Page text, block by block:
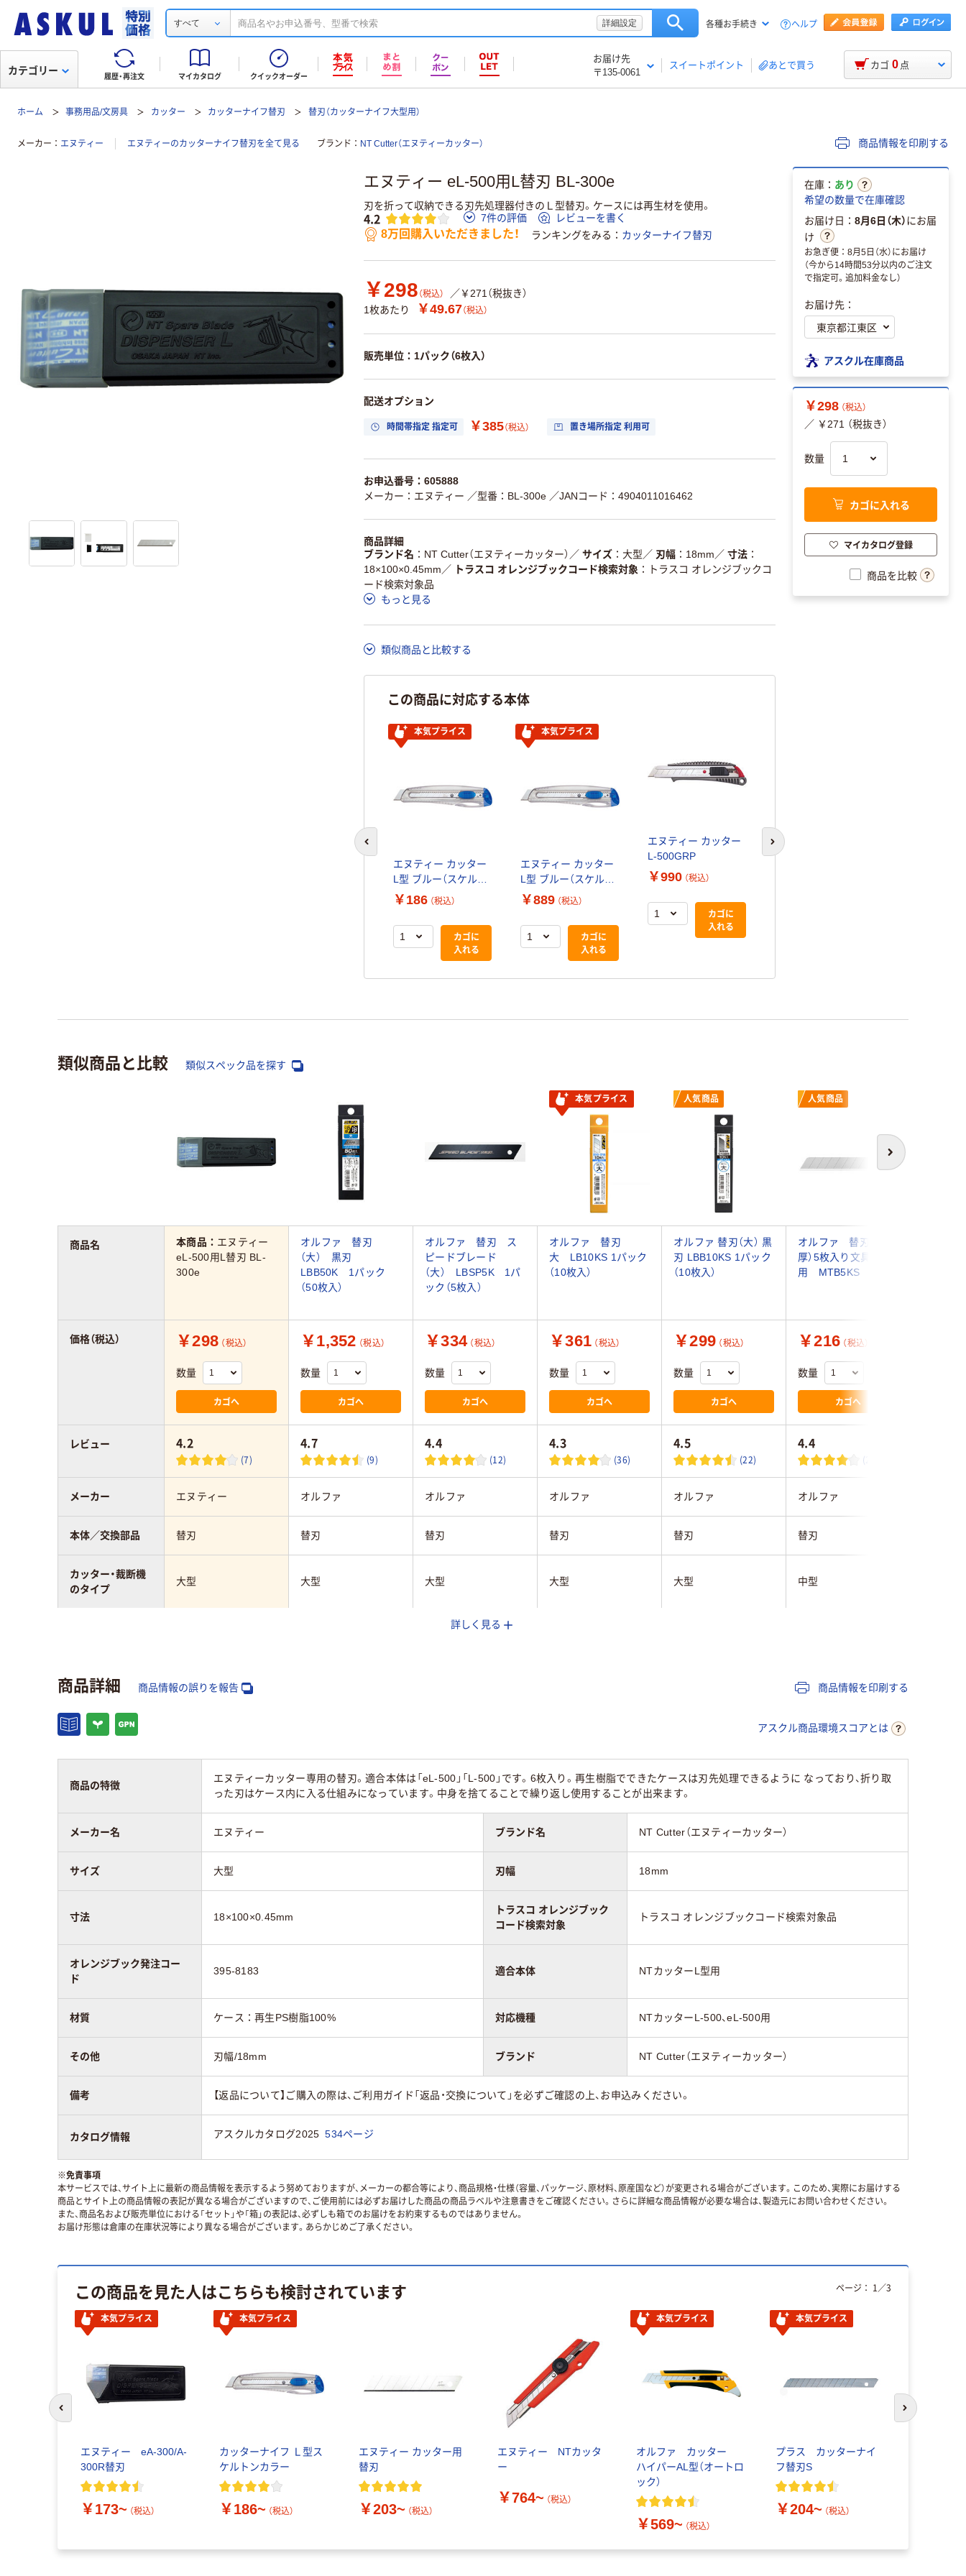
すべて 詳細設定 各種お手続き ヘルプ
履歴・再注文 マイカタログ クイックオーダー
お届け先
〒135-0061
スイートポイント あとで買う
カテゴリー カゴ 0 点
ホーム 事務用品/文房具 カッター カッターナイフ替刃 替刃（カッターナイフ大型用）
メーカー エヌティー エヌティーのカッターナイフ替刃を全て見る ブランド NT Cutter（エヌティーカッター） 商品情報を印刷する
エヌティー eL-500用L替刃 BL-300e
刃を折って収納できる刃先処理器付きのＬ型替刃。ケースには再生材を使用。
4.2 7件の評価 レビューを書く
8万回購入いただきました！ ランキングをみる カッターナイフ替刃
￥298 （税込）
／￥271（税抜き）
1枚あたり
￥49.67（税込）
販売単位：1パック（6枚入）
配送オプション
時間帯指定 指定可 ￥385（税込） 置き場所指定 利用可
お申込番号：605888
メーカー：エヌティー ／型番：BL-300e ／JANコード：4904011016462
商品詳細
ブランド名
NT Cutter（エヌティーカッター） ／ サイズ 大型 ／ 刃幅 18mm ／ 寸法
18×100×0.45mm ／ トラスコ オレンジブックコード検索対象
トラスコ オレンジブックコ
ード検索対象品
もっと見る
類似商品と比較する
この商品に対応する本体
本気プライス
エヌティー カッター
L型 ブルー（スケルト
ン） iL-120P（B）
￥186 （税込）
カゴに
入れる
本気プライス
エヌティー カッター
L型 ブルー（スケルト
ン） iL-120P（B） 1セッ
￥889 （税込）
カゴに
入れる
エヌティー カッター
L-500GRP
￥990 （税込）
カゴに
入れる
エヌティー カッター
L-500GRP 1セット(5
次のスライドへ
在庫： あり
希望の数量で在庫確認
お届け日： 8月6日（木）にお届
け
お急ぎ便：8月5日（水）にお届け
（今から14時間53分以内のご注文
で指定可。追加料金なし）
お届け先：
アスクル在庫商品
￥298 （税込）
／ ￥271 （税抜き）
数量
カゴに入れる
マイカタログ登録
商品を比較
類似商品と比較 類似スペック品を探す
次へ
本気プライス 人気商品 人気商品
本商品： エヌティー
eL-500用L替刃 BL-
300e
オルファ 替刃
（大） 黒刃
LBB50K 1パック
（50枚入）
オルファ 替刃 ス
ピードブレード
（大） LBSP5K 1パ
ック（5枚入）
オルファ 替刃
大 LB10KS 1パック
（10枚入）
オルファ 替刃（大） 黒
刃 LBB10KS 1パック
（10枚入）
オルファ 替刃（M
厚）5枚入り文具専
用 MTB5KS
￥298 （税込）
数量
カゴへ
￥1,352 （税込）
数量
カゴへ
￥334 （税込）
数量
カゴへ
￥361 （税込）
数量
カゴへ
￥299 （税込）
数量
カゴへ
￥216 （税込）
数量
カゴへ
4.2
(7)
4.7
(9)
4.4
(12)
4.3
(36)
4.5
(22)
4.4
(24)
エヌティー オルファ オルファ オルファ オルファ オルファ
替刃 替刃 替刃 替刃 替刃 替刃
大型 大型 大型 大型 大型 中型
商品名
価格（税込）
レビュー
メーカー
本体／交換部品
カッター・裁断機
のタイプ
詳しく見る
商品詳細 商品情報の誤りを報告 商品情報を印刷する
アスクル商品環境スコアとは
商品の特徴
エヌティーカッター専用の替刃。適合本体は「eL-500」「L-500」です。6枚入り。再生樹脂でできたケースは刃先処理できるように なっており、折り取
った刃はケース内に入る仕組みになっています。中身を捨てることで繰り返し使用することが出来ます。
メーカー名 エヌティー ブランド名 NT Cutter（エヌティーカッター）
サイズ 大型 刃幅 18mm
寸法 18×100×0.45mm
トラスコ オレンジブック
コード検索対象
トラスコ オレンジブックコード検索対象品
オレンジブック発注コー
ド
395-8183 適合本体 NTカッターL型用
材質 ケース：再生PS樹脂100% 対応機種 NTカッターL-500、eL-500用
その他 刃幅/18mm ブランド NT Cutter（エヌティーカッター）
備考 【返品について】ご購入の際は、ご利用ガイド「返品・交換について」を必ずご確認の上、お申込みください。
カタログ情報 アスクルカタログ2025 534ページ
※免責事項
本サービスでは、サイト上に最新の商品情報を表示するよう努めておりますが、メーカーの都合等により、商品規格・仕様（容量、パッケージ、原材料、原産国など）が変更される場合がございます。このため、実際にお届けする
商品とサイト上の商品情報の表記が異なる場合がございますので、ご使用前には必ずお届けした商品の商品ラベルや注意書きをご確認ください。さらに詳細な商品情報が必要な場合は、製造元にお問い合わせください。
また、商品名および販売単位における「セット」や「箱」の表記は、必ずしも箱でのお届けをお約束するものではありません。
お届け形態は倉庫の在庫状況等により異なる場合がございます。あらかじめご了承ください。
この商品を見た人はこちらも検討されています
本気プライス
エヌティー eA-300/A-
300R替刃
￥173~ （税込）
本気プライス
カッターナイフ Ｌ型ス
ケルトンカラー
￥186~ （税込）
エヌティー カッター用
替刃
￥203~ （税込）
エヌティー NTカッタ
ー
￥764~ （税込）
本気プライス
オルファ カッター
ハイパーAL型（オートロ
ック）
￥569~ （税込）
本気プライス
プラス カッターナイ
フ替刃S
￥204~ （税込）
ページ： 1 ／3
次のスライド